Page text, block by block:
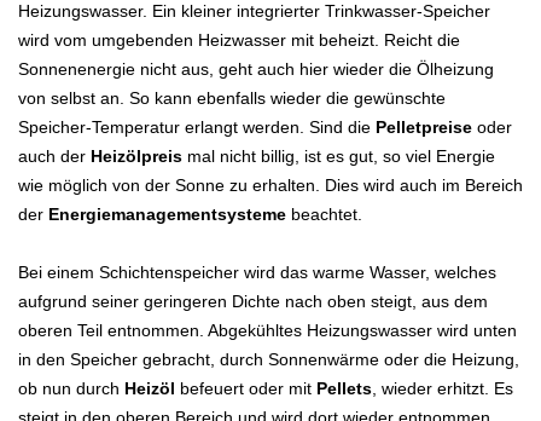
Heizungswasser. Ein kleiner integrierter Trinkwasser-Speicher
wird vom umgebenden Heizwasser mit beheizt. Reicht die
Sonnenenergie nicht aus, geht auch hier wieder die Ölheizung
von selbst an. So kann ebenfalls wieder die gewünschte
Speicher-Temperatur erlangt werden. Sind die Pelletpreise oder
auch der Heizölpreis mal nicht billig, ist es gut, so viel Energie
wie möglich von der Sonne zu erhalten. Dies wird auch im Bereich
der Energiemanagementsysteme beachtet.
Bei einem Schichtenspeicher wird das warme Wasser, welches
aufgrund seiner geringeren Dichte nach oben steigt, aus dem
oberen Teil entnommen. Abgekühltes Heizungswasser wird unten
in den Speicher gebracht, durch Sonnenwärme oder die Heizung,
ob nun durch Heizöl befeuert oder mit Pellets , wieder erhitzt. Es